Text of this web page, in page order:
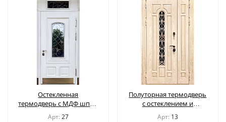
Остекленная
термодверь с МДФ шпон
в багетной раскладке
Арт: 27
Полуторная термодверь
с остеклением и
решеткой
Арт: 13